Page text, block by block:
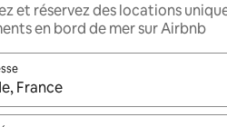
et réservez des locations
en bord de mer sur Airbnb
les résultats s'affichent, utilisez